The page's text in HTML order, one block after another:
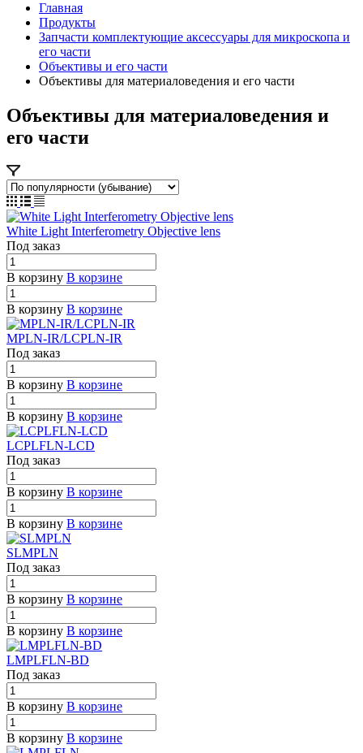
Главная
Продукты
Запчасти комплектующие аксессуары для микроскопа и
его части
Объективы и его части
Объективы для материаловедения и его части
Объективы для материаловедения и
его части
White Light Interferometry Objective lens
Под заказ
В корзину В корзине
В корзину В корзине
MPLN-IR/LCPLN-IR
Под заказ
В корзину В корзине
В корзину В корзине
LCPLFLN-LCD
Под заказ
В корзину В корзине
В корзину В корзине
SLMPLN
Под заказ
В корзину В корзине
В корзину В корзине
LMPLFLN-BD
Под заказ
В корзину В корзине
В корзину В корзине